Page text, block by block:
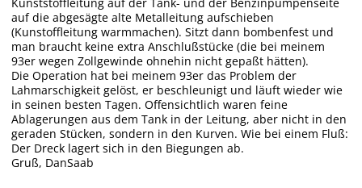
Kunststoffleitung auf der Tank- und der Benzinpumpenseite
auf die abgesägte alte Metalleitung aufschieben
(Kunstoffleitung warmmachen). Sitzt dann bombenfest und
man braucht keine extra Anschlußstücke (die bei meinem
93er wegen Zollgewinde ohnehin nicht gepaßt hätten).
Die Operation hat bei meinem 93er das Problem der
Lahmarschigkeit gelöst, er beschleunigt und läuft wieder wie
in seinen besten Tagen. Offensichtlich waren feine
Ablagerungen aus dem Tank in der Leitung, aber nicht in den
geraden Stücken, sondern in den Kurven. Wie bei einem Fluß:
Der Dreck lagert sich in den Biegungen ab.
Gruß, DanSaab